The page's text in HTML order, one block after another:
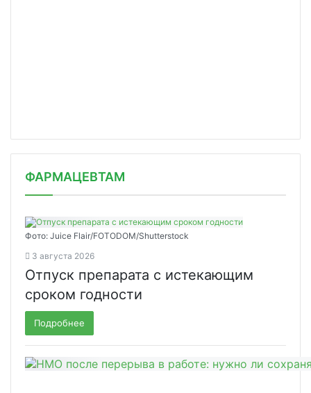
ФАРМАЦЕВТАМ
Фото: Juice Flair/FOTODOM/Shutterstoсk
3 августа 2026
Отпуск препарата с истекающим
сроком годности
Подробнее